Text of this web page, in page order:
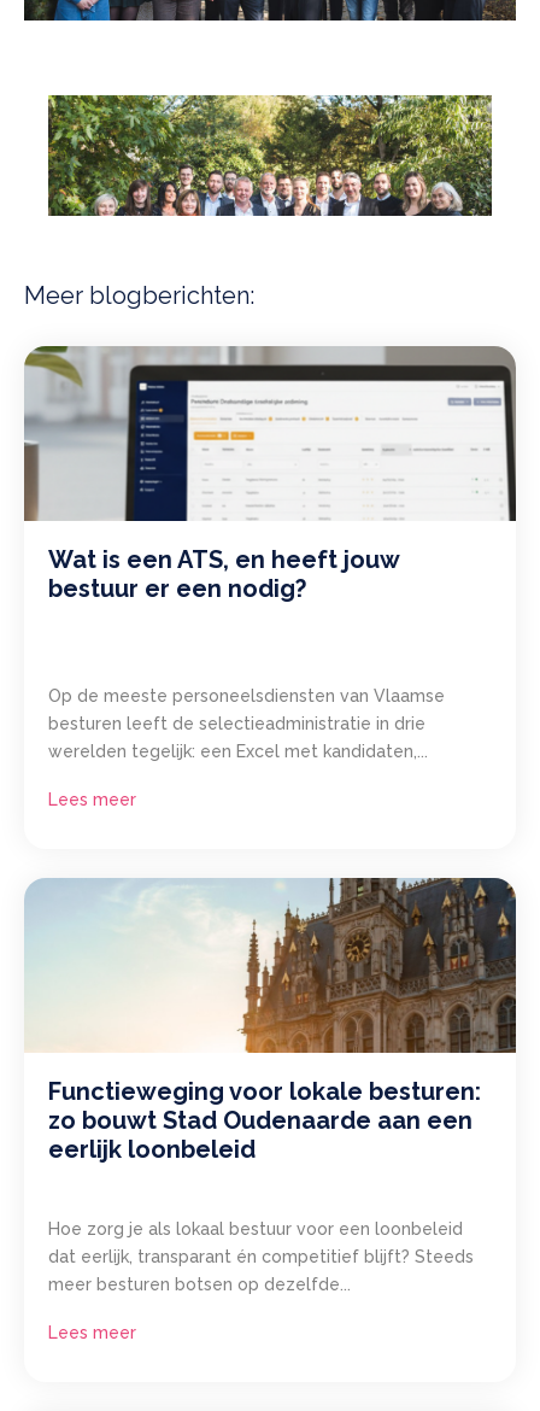
Meer blogberichten:
Wat is een ATS, en heeft jouw
bestuur er een nodig?
Op de meeste personeelsdiensten van Vlaamse
besturen leeft de selectieadministratie in drie
werelden tegelijk: een Excel met kandidaten,...
Lees meer
Functieweging voor lokale besturen:
zo bouwt Stad Oudenaarde aan een
eerlijk loonbeleid
Hoe zorg je als lokaal bestuur voor een loonbeleid
dat eerlijk, transparant én competitief blijft? Steeds
meer besturen botsen op dezelfde...
Lees meer